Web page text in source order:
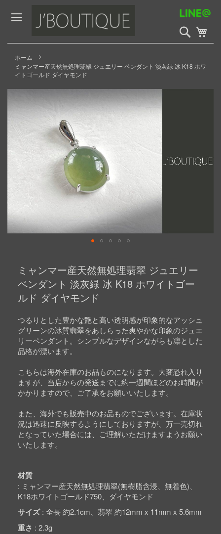
to
Content
検
索
開
ホーム
ミャンマー産天然無処理翡翠 ジュエリー ペンダント 淡灰緑 冰 K18 ホワ
イトゴールド ダイヤモンド
Skip
the
end
images
gallery
beginning
images
ミャンマー産天然無処理翡翠 ジュエリー
ペンダント 淡灰緑 冰 K18 ホワイトゴー
ルド ダイヤモンド
つるりとした豊かな艶と高い透明感が印象的なアッシュ
グリーンの冰質翡翠をあしらった爽やかな印象のジュエ
リーペンダント。シンプルなデザインながらも凛とした
品格が漂います。
こちらは海外在庫のお品ものになります。大変恐れ入り
ますが、当店からの発送までに約一週間ほどのお時間が
かかりますので、ご了承をお願いいたします。
また、海外でも販売中のお品ものでございます。在庫状
況は迅速に反映するようにしておりますが、万一売切れ
となっていた場合には、ご理解いただけますようお願い
いたします。
材質
ミャンマー産天然無処理翡翠(無樹脂含浸、無着色)、
K18ホワイトゴールド750、ダイヤモンド
サイズ 全長 約2.1cm、翡翠 約12mm x 11mm x 5.6mm
重さ 2.3g